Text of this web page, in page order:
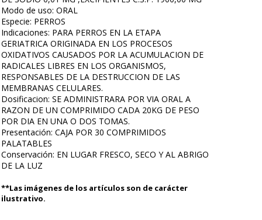
Modo de uso: ORAL
Especie: PERROS
Indicaciones: PARA PERROS EN LA ETAPA
GERIATRICA ORIGINADA EN LOS PROCESOS
OXIDATIVOS CAUSADOS POR LA ACUMULACION DE
RADICALES LIBRES EN LOS ORGANISMOS,
RESPONSABLES DE LA DESTRUCCION DE LAS
MEMBRANAS CELULARES.
Dosificacion: SE ADMINISTRARA POR VIA ORAL A
RAZON DE UN COMPRIMIDO CADA 20KG DE PESO
POR DIA EN UNA O DOS TOMAS.
Presentación: CAJA POR 30 COMPRIMIDOS
PALATABLES
Conservación: EN LUGAR FRESCO, SECO Y AL ABRIGO
DE LA LUZ
**Las imágenes de los artículos son de carácter
ilustrativo.